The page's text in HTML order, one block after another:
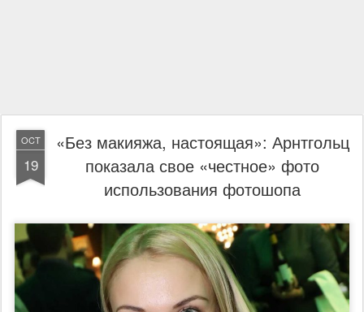
OCT
19
«Без макияжа, настоящая»: Арнтгольц
показала свое «честное» фото
использования фотошопа